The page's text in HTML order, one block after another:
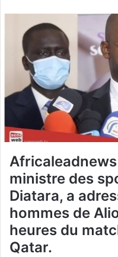
e
r
i
t
e
y
e
n
u
r
l
ministre des
Diatara, a
hommes de
heures du
Qatar.